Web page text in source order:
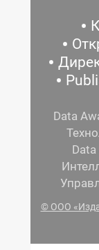
Data
Data
© ООО